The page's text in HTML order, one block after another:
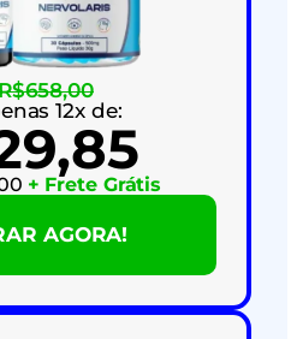
12x de:
+ Frete Grátis
AGORA!